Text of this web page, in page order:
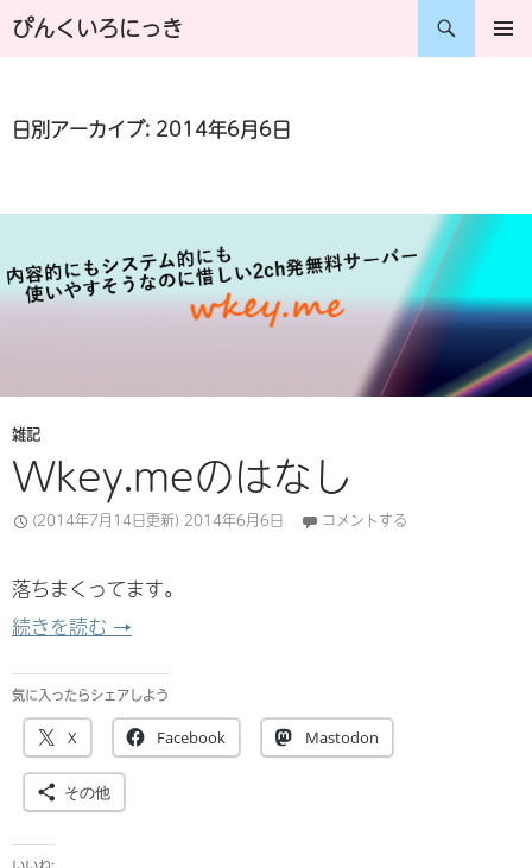
コ
ン
へ
キ
ぴんくいろにっき
検
日別アーカイブ: 2014年6月6日
雑記
Wkey.meのはなし
(2014年7月14日更新) 2014年6月6日 コメントする
落ちまくってます。
続きを読む Wkey.meのはなし
→
気に入ったらシェアしよう
X Facebook Mastodon
その他